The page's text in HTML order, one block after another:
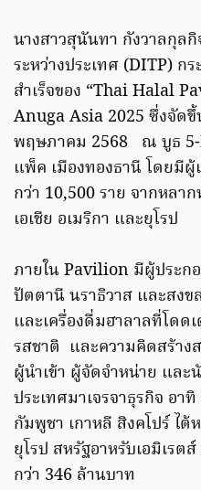
นางสาวสุนันทา กังวาลกุล
ระหว่างประเทศ (DITP) ก
สำเร็จของ “Thai Halal
Anuga Asia 2025 ซึ่งจัด
พฤษภาคม 2568 ณ บูธ 5-
แพ็ค เมืองทองธานี โดยมี
กว่า 10,500 ราย จากหลา
เอเชีย อเมริกา และยุโรป
ภายใน Pavilion มีผู้ประก
ปัตตานี นราธิวาส และสง
และเครื่องดื่มฮาลาลที่โด
รสชาติ และความคิดสร้าง
ผู้นำเข้า ผู้จัดจำหน่าย แล
ประเทศมาเจรจาธุรกิจ อา
กัมพูชา เกาหลี สิงคโปร์ ไ
ยุโรป สหรัฐอาหรับเอมิเรต
กว่า 346 ล้านบาท